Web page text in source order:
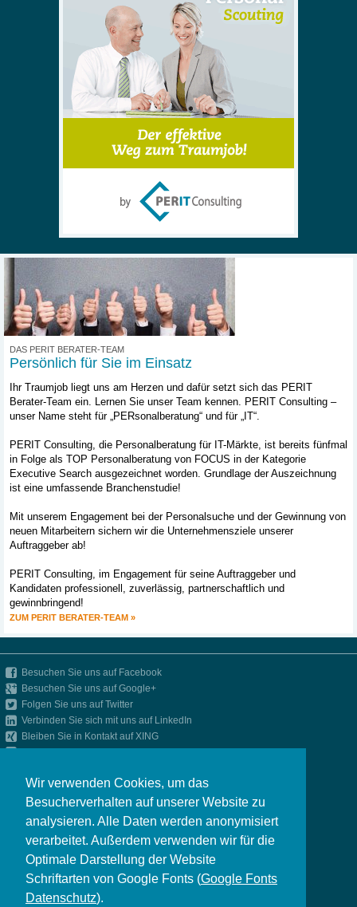
Wir verwenden Cookies, um das
Besucherverhalten auf unserer Website zu
analysieren. Alle Daten werden anonymisiert
verarbeitet. Außerdem verwenden wir für die
Optimale Darstellung der Website
Schriftarten von Google Fonts (Google Fonts
Datenschutz).
DAS PERIT BERATER-TEAM
Persönlich für Sie im Einsatz
Ihr Traumjob liegt uns am Herzen und dafür setzt sich das PERIT
Berater-Team ein. Lernen Sie unser Team kennen. PERIT Consulting –
unser Name steht für „PERsonalberatung“ und für „IT“.
PERIT Consulting, die Personalberatung für IT-Märkte, ist bereits fünfmal
in Folge als TOP Personalberatung von FOCUS in der Kategorie
Executive Search ausgezeichnet worden. Grundlage der Auszeichnung
ist eine umfassende Branchenstudie!
Mit unserem Engagement bei der Personalsuche und der Gewinnung von
neuen Mitarbeitern sichern wir die Unternehmensziele unserer
Auftraggeber ab!
PERIT Consulting, im Engagement für seine Auftraggeber und
Kandidaten professionell, zuverlässig, partnerschaftlich und
gewinnbringend!
ZUM PERIT BERATER-TEAM »
Besuchen Sie uns auf Facebook
Besuchen Sie uns auf Google+
Folgen Sie uns auf Twitter
Verbinden Sie sich mit uns auf LinkedIn
Bleiben Sie in Kontakt auf XING
Up-to-date bleiben mit unserem RSS-Feed
Impressum
Presse
CAREERS LOUNGE by PERIT Consulting
Seite drucken
PERIT Consulting GmbH & Co. KG
Maximilianstraße 2
D-80539 München